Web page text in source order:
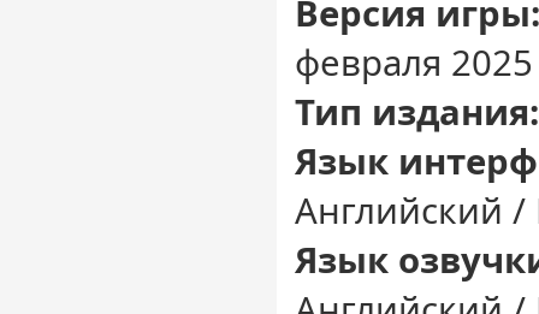
Версия игры:
февраля 2025
Тип издания:
Язык
Английский /
Язык